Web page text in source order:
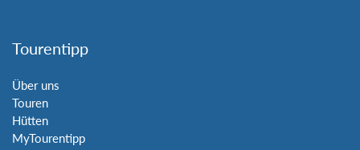
Tourentipp
Über uns
Touren
Hütten
MyTourentipp